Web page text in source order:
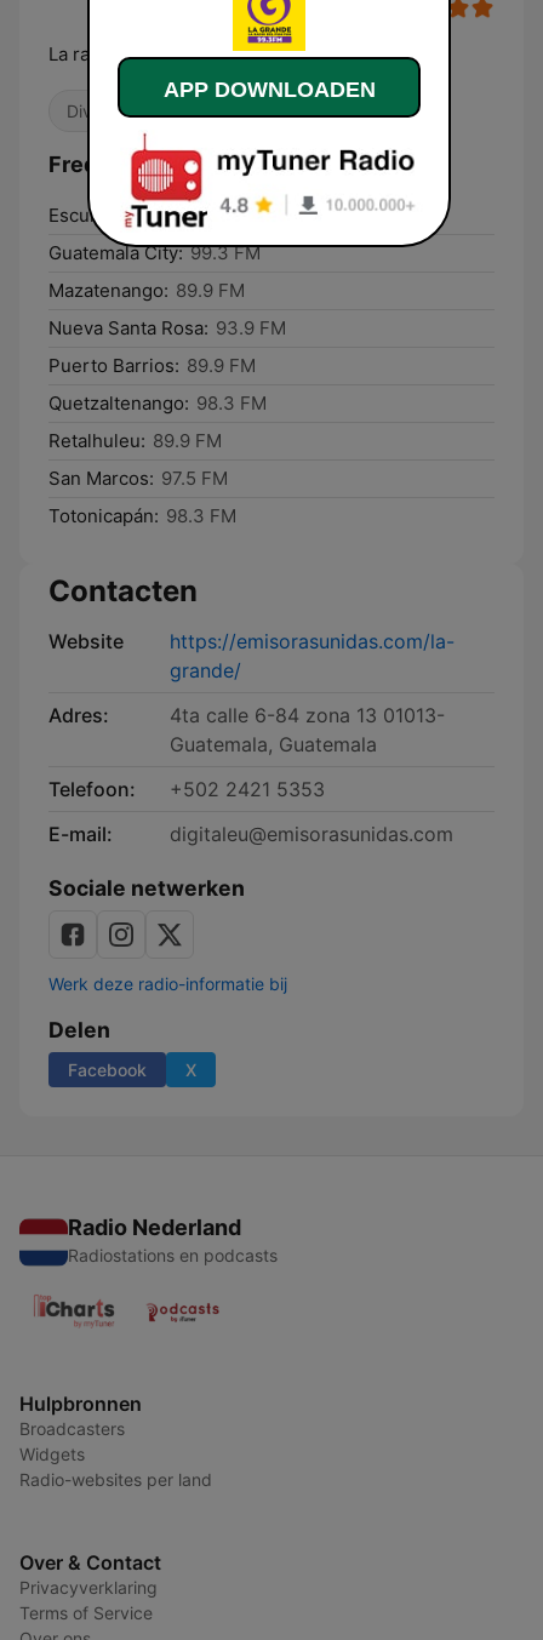
La radio del Pum Pum
Divers Latino
Frequenties La Grande:
Escuintla: 103.1 FM
Guatemala City: 99.3 FM
Mazatenango: 89.9 FM
Nueva Santa Rosa: 93.9 FM
Puerto Barrios: 89.9 FM
Quetzaltenango: 98.3 FM
Retalhuleu: 89.9 FM
San Marcos: 97.5 FM
Totonicapán: 98.3 FM
Contacten
Website
https://emisorasunidas.com/la-
grande/
Adres:
4ta calle 6-84 zona 13 01013-
Guatemala, Guatemala
Telefoon:
+502 2421 5353
E-mail:
digitaleu@emisorasunidas.com
Sociale netwerken
Werk deze radio-informatie bij
Delen
Facebook X
Radio Nederland
Radiostations en podcasts
Hulpbronnen
Broadcasters
Widgets
Radio-websites per land
Over & Contact
Privacyverklaring
Terms of Service
APP DOWNLOADEN